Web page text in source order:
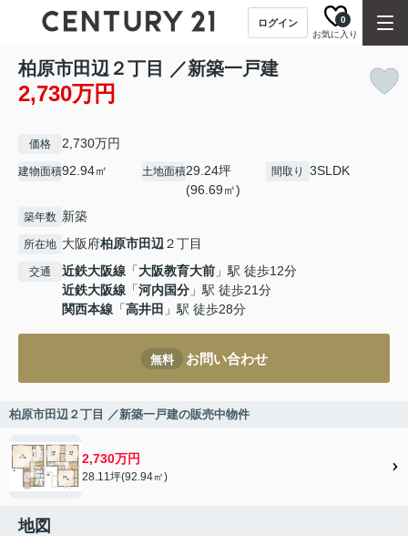
ログイン
お気に入り
0
柏原市田辺２丁目 ／新築一戸建
2,730万円
価格 2,730万円
建物面積92.94㎡ 土地面積29.24坪
(96.69㎡)
間取り 3SLDK
築年数 新築
所在地 大阪府柏原市田辺 ２丁目
交通 近鉄大阪線 「大阪教育大前 」駅 徒歩12分
近鉄大阪線 「河内国分 」駅 徒歩21分
関西本線 「高井田 」駅 徒歩28分
無料 お問い合わせ
柏原市田辺２丁目 ／新築一戸建の販売中物件
2,730万円
28.11坪(92.94㎡)
地図